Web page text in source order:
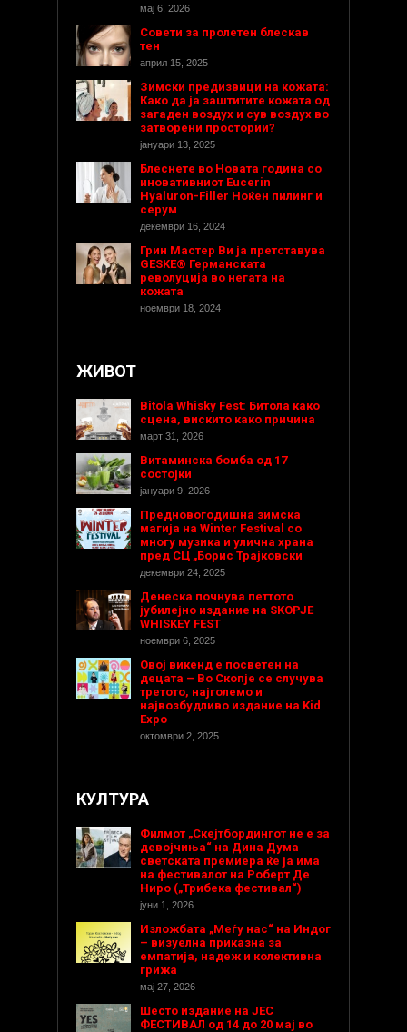
мај 6, 2026
Совети за пролетен блескав
тен
април 15, 2025
Зимски предизвици на кожата:
Како да ја заштитите кожата од
загаден воздух и сув воздух во
затворени простории?
јануари 13, 2025
Блеснете во Новата година со
иновативниот Eucerin
Hyaluron-Filler Ноќен пилинг и
серум
декември 16, 2024
Грин Мастер Ви ја претставува
GESKE® Германската
револуција во негата на
кожата
ноември 18, 2024
ЖИВОТ
Bitola Whisky Fest: Битола како
сцена, вискито како причина
март 31, 2026
Витаминска бомба од 17
состојки
јануари 9, 2026
Предновогодишнa зимска
магија на Winter Festival со
многу музика и улична храна
пред СЦ „Борис Трајковски
декември 24, 2025
Денеска почнува петтото
јубилејно издание на SKOPJE
WHISKEY FEST
ноември 6, 2025
Овој викенд е посветен на
децата – Во Скопје се случува
третото, најголемо и
највозбудливо издание на Kid
Expo
октомври 2, 2025
КУЛТУРА
Филмот „Скејтбордингот не е за
девојчиња“ на Дина Дума
светската премиера ќе ја има
на фестивалот на Роберт Де
Ниро („Трибека фестивал“)
јуни 1, 2026
Изложбата „Меѓу нас“ на Индог
– визуелна приказна за
емпатија, надеж и колективна
грижа
мај 27, 2026
Шесто издание на ЈЕС
ФЕСТИВАЛ од 14 до 20 мај во